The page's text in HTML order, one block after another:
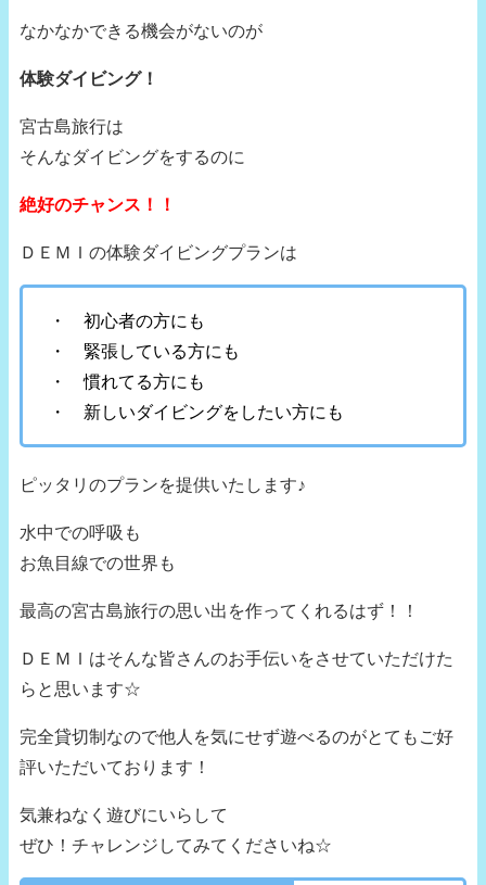
なかなかできる機会がないのが
体験ダイビング！
宮古島旅行は
そんなダイビングをするのに
絶好のチャンス！！
ＤＥＭＩの体験ダイビングプランは
・ 初心者の方にも
・ 緊張している方にも
・ 慣れてる方にも
・ 新しいダイビングをしたい方にも
ピッタリのプランを提供いたします♪
水中での呼吸も
お魚目線での世界も
最高の宮古島旅行の思い出を作ってくれるはず！！
ＤＥＭＩはそんな皆さんのお手伝いをさせていただけた
らと思います☆
完全貸切制なので他人を気にせず遊べるのがとてもご好
評いただいております！
気兼ねなく遊びにいらして
ぜひ！チャレンジしてみてくださいね☆